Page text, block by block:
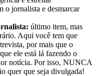
o jornalista e desmarcar
último item, mas
Aqui você tem que
por mais que o
ele está lá fazendo o
notícia. Por isso, NUNCA
quer que seja divulgada!